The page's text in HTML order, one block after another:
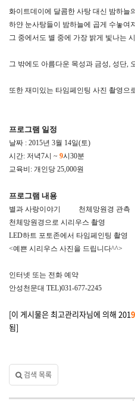
화이트데이에 달콤한 사탕 대신 밤하늘
하얀 눈사탕들이 밤하늘에 곱게 수놓여
그 중에서도 별 중에 가장 밝게 빛나는
그 밖에도 아름다운 목성과 금성, 성단,
또한 재미있는 타임페인팅 사진 촬영으
프로그램 일정
날짜 : 2015년 3월 14일(토)
시간: 저녁7시 ~ 9시30분
교육비: 개인당 25,000원
프로그램 내용
별과 사랑이야기 천체망원경 관측
천체망원경으로 시리우스 촬영
LED하트 포토존에서 타임페인팅 촬영
<예쁜 시리우스 사진을 드립니다^^>
인터넷 또는 전화 예약
안성천문대 TEL)031-677-2245
[이 게시물은 최고관리자님에 의해 2019
됨]
검색 목록